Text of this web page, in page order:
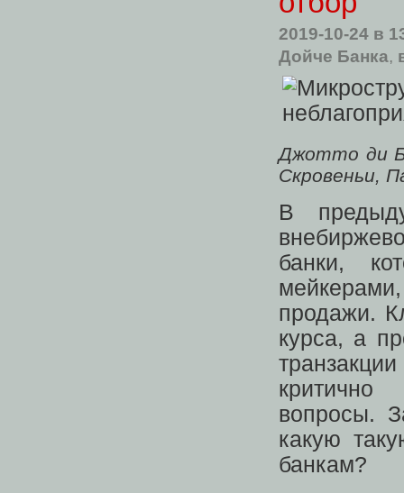
2019-10-24 в
Дойче Банка,
Джотто ди
Скровеньи,
В
банки,
продажи.
курса, а
критично
вопросы.
какую
банкам?